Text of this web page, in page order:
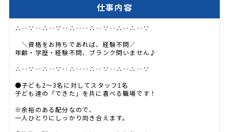
仕事内容
∴‥∵‥∴‥∵‥∴‥‥∴‥∵‥∴‥∴‥∵
＼資格をお持ちであれば、経験不問／
年齢・学歴・経験不問、ブランク問いません♪
∴‥∵‥∴‥∵‥∴‥‥∴‥∵‥∴‥∴‥∵
●子ども2～3名に対してスタッフ1名
子ども達の「できた」を共に喜べる職場です！
※余裕のある配分なので、
一人ひとりにしっかり向き合えます。